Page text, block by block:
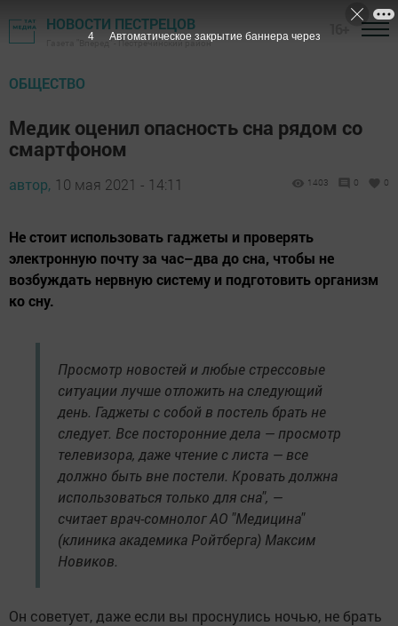
НОВОСТИ ПЕСТРЕЦОВ
Газета "Вперед" - Пестречинский район
ОБЩЕСТВО
Медик оценил опасность сна рядом со
смартфоном
автор, 10 мая 2021 - 14:11 1403 0 0
Не стоит использовать гаджеты и проверять
электронную почту за час–два до сна, чтобы не
возбуждать нервную систему и подготовить организм
ко сну.
Просмотр новостей и любые стрессовые
ситуации лучше отложить на следующий
день. Гаджеты с собой в постель брать не
следует. Все посторонние дела — просмотр
телевизора, даже чтение с листа — все
должно быть вне постели. Кровать должна
использоваться только для сна", —
считает врач-сомнолог АО "Медицина"
(клиника академика Ройтберга) Максим
Новиков.
Он советует, даже если вы проснулись ночью, не брать
3 Автоматическое закрытие баннера через